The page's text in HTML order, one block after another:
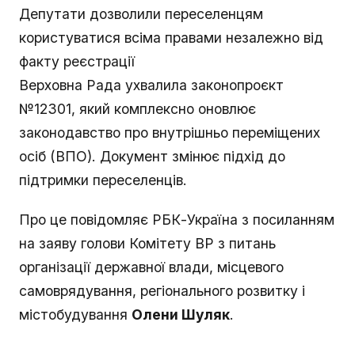
Депутати дозволили переселенцям
користуватися всіма правами незалежно від
факту реєстрації
Верховна Рада ухвалила законопроєкт
№12301, який комплексно оновлює
законодавство про внутрішньо переміщених
осіб (ВПО). Документ змінює підхід до
підтримки переселенців.
Про це повідомляє РБК-Україна з посиланням
на заяву голови Комітету ВР з питань
організації державної влади, місцевого
самоврядування, регіонального розвитку і
містобудування Олени Шуляк.